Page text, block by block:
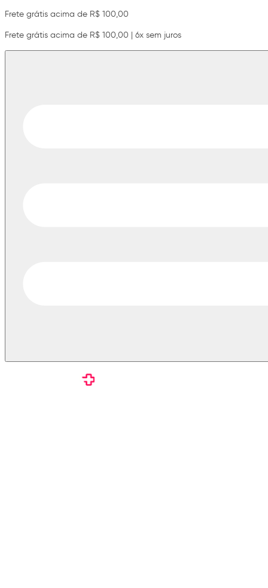
Frete grátis acima de R$ 100,00
Frete grátis acima de R$ 100,00 | 6x sem juros